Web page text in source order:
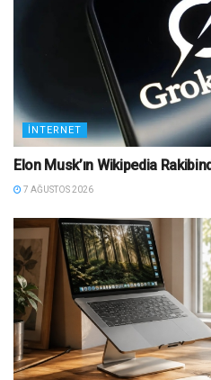
İNTERNET
Elon Musk’ın Wikipedia
7 AĞUSTOS 2026